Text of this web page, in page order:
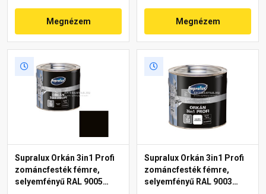
Megnézem Megnézem
Supralux Orkán 3in1 Profi
zománcfesték fémre,
selyemfényű RAL 9005
Supralux Orkán 3in1 Profi
zománcfesték fémre,
selyemfényű RAL 9003